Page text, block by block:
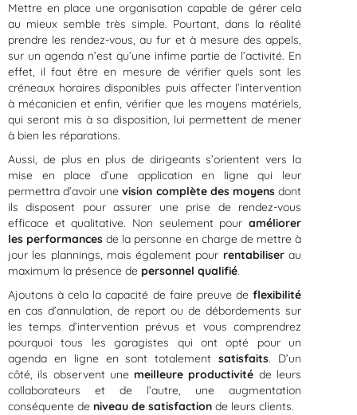
Mettre en place une organisation capable de gérer cela
au mieux semble très simple. Pourtant, dans la réalité
prendre les rendez-vous, au fur et à mesure des appels,
sur un agenda n’est qu’une infime partie de l’activité. En
effet, il faut être en mesure de vérifier quels sont les
créneaux horaires disponibles puis affecter l’intervention
à mécanicien et enfin, vérifier que les moyens matériels,
qui seront mis à sa disposition, lui permettent de mener
à bien les réparations.
Aussi, de plus en plus de dirigeants s’orientent vers la
mise en place d’une application en ligne qui leur
permettra d’avoir unevision complète des moyensdont
ils disposent pour assurer une prise de rendez-vous
efficace et qualitative. Non seulement pour améliorer
les performances de la personne en charge de mettre à
jour les plannings, mais également pour rentabiliserau
maximum la présence de personnel qualifié.
Ajoutons à cela la capacité de faire preuve de flexibilité
en cas d’annulation, de report ou de débordements sur
les temps d’intervention prévus et vous comprendrez
pourquoi tous les garagistes qui ont opté pour un
agenda en ligne en sont totalementsatisfaits. D’un
côté, ils observent une meilleure productivité de leurs
collaborateurs et de l’autre, une augmentation
conséquente de niveau de satisfaction de leurs clients.